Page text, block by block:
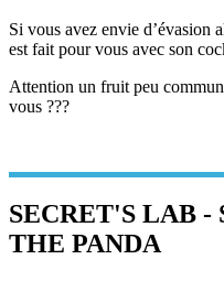
Si vous avez envie d’évasion
est fait pour vous avec son
Attention un fruit peu
vous ???
SECRET'S LAB -
THE PANDA